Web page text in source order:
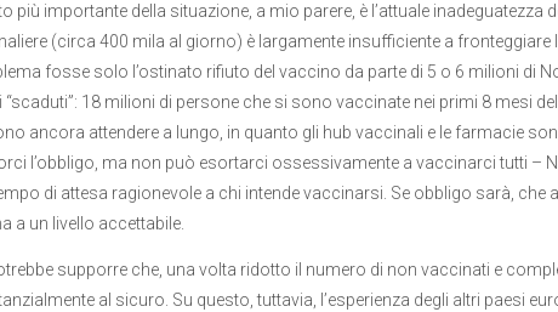
più importante della situazione, a mio parere, è l’attuale
(circa 400 mila al giorno) è largamente insufficiente a
fosse solo l’ostinato rifiuto del vaccino da parte di 5 o 6 milioni di
“scaduti”: 18 milioni di persone che si sono vaccinate nei primi 8 mesi
ancora attendere a lungo, in quanto gli hub vaccinali e le farmacie
l’obbligo, ma non può esortarci ossessivamente a vaccinarci tutti –
di attesa ragionevole a chi intende vaccinarsi. Se obbligo sarà,
a un livello accettabile.
supporre che, una volta ridotto il numero di non vaccinati e
al sicuro. Su questo, tuttavia, l’esperienza degli altri paesi